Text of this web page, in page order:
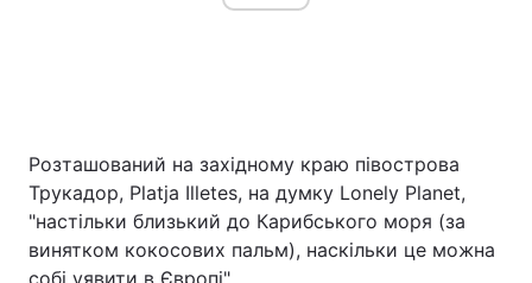
Розташований на західному краю півострова
Трукадор, Platja Illetes, на думку Lonely Planet,
"настільки близький до Карибського моря (за
винятком кокосових пальм), наскільки це можна
собі уявити в Європі".